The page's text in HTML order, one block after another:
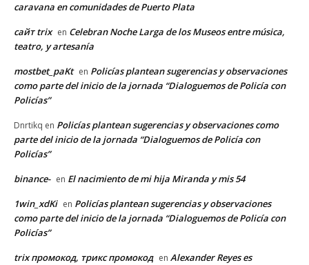
caravana en comunidades de Puerto Plata
сайт trix en Celebran Noche Larga de los Museos entre música,
teatro, y artesanía
mostbet_paKt en Policías plantean sugerencias y observaciones
como parte del inicio de la jornada “Dialoguemos de Policía con
Policías”
Dnrtikq en Policías plantean sugerencias y observaciones como
parte del inicio de la jornada “Dialoguemos de Policía con
Policías”
binance- en El nacimiento de mi hija Miranda y mis 54
1win_xdKi en Policías plantean sugerencias y observaciones
como parte del inicio de la jornada “Dialoguemos de Policía con
Policías”
trix промокод, трикс промокод en Alexander Reyes es